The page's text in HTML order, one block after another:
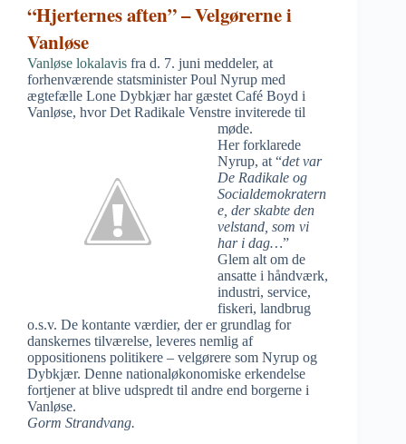
“Hjerternes aften” – Velgørerne i
Vanløse
Vanløse lokalavis fra d. 7. juni meddeler, at
forhenværende statsminister Poul Nyrup med
ægtefælle Lone Dybkjær har gæstet Café Boyd i
Vanløse, hvor Det Radikale Venstre inviterede til
møde.
Her forklarede
Nyrup, at “det var
De Radikale og
Socialdemokratern
e, der skabte den
velstand, som vi
har i dag…”
Glem alt om de
ansatte i håndværk,
industri, service,
fiskeri, landbrug
o.s.v. De kontante værdier, der er grundlag for
danskernes tilværelse, leveres nemlig af
oppositionens politikere – velgørere som Nyrup og
Dybkjær. Denne nationaløkonomiske erkendelse
fortjener at blive udspredt til andre end borgerne i
Vanløse.
Gorm Strandvang.